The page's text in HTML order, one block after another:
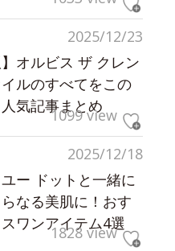
2025/12/23
】オルビス ザ クレン
ルのすべてをこの
気記事まとめ
1099 view
2025/12/18
ー ドットと一緒に
なる美肌に！おす
ワンアイテム4選
1828 view